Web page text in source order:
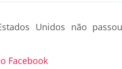
Unidos não
Facebook